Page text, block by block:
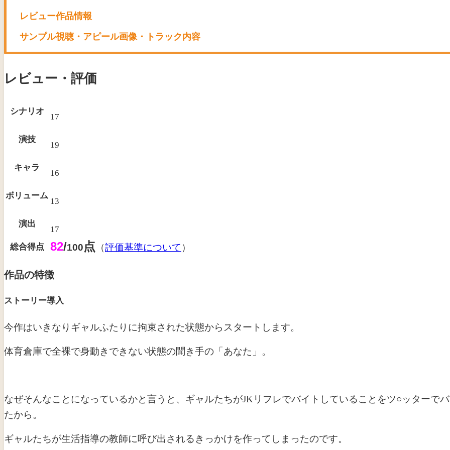
レビュー作品情報
サンプル視聴・アピール画像・トラック内容
レビュー・評価
シナリオ
17
演技
19
キャラ
16
ボリューム
13
演出
17
総合得点
82/100点 （評価基準について ）
作品の特徴
ストーリー導入
今作はいきなりギャルふたりに拘束された状態からスタートします。
体育倉庫で全裸で身動きできない状態の聞き手の「あなた」。
なぜそんなことになっているかと言うと、ギャルたちがJKリフレでバイトしていることをツ○ッターで
たから。
ギャルたちが生活指導の教師に呼び出されるきっかけを作ってしまったのです。